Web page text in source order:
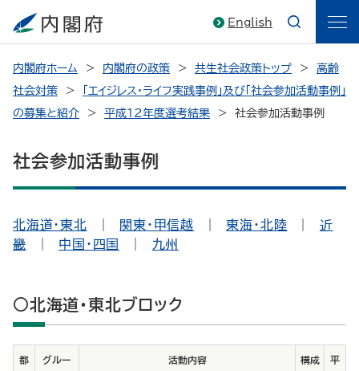
English
内閣府ホーム 内閣府の政策 共生社会政策トップ
高齢
社会対策
「エイジレス・ライフ実践事例」及び「社会参加活動事例」
の募集と紹介
平成12年度選考結果 社会参加活動事例
社会参加活動事例
北海道・東北 関東・甲信越 ｜東海・北陸
近
畿
中国・四国 九州
○北海道・東北ブロック
都
グルー
活動内容
構成
平